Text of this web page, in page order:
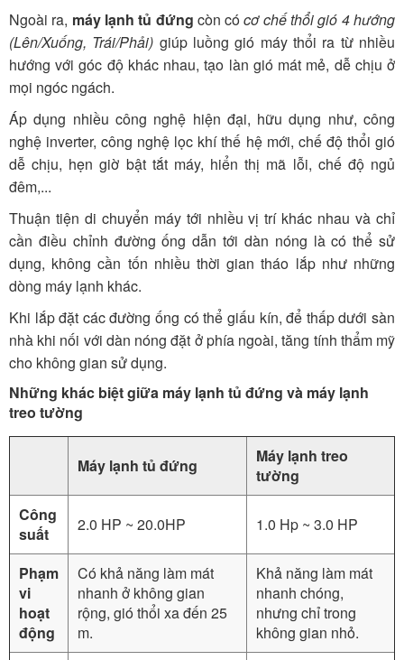
Ngoài ra, máy lạnh tủ đứng còn cócơ chế thổi gió 4 hướng
(Lên/Xuống, Trái/Phải) giúp luồng gió máy thổi ra từ nhiều
hướng với góc độ khác nhau, tạo làn gió mát mẻ, dễ chịu ở
mọi ngóc ngách.
Áp dụng nhiều công nghệ hiện đại, hữu dụng như, công
nghệ inverter, công nghệ lọc khí thế hệ mới, chế độ thổi gió
dễ chịu, hẹn giờ bật tắt máy, hiển thị mã lỗi, chế độ ngủ
đêm,...
Thuận tiện di chuyển máy tới nhiều vị trí khác nhau và chỉ
cần điều chỉnh đường ống dẫn tới dàn nóng là có thể sử
dụng, không cần tốn nhiều thời gian tháo lắp như những
dòng máy lạnh khác.
Khi lắp đặt các đường ống có thể giấu kín, để thấp dưới sàn
nhà khi nối với dàn nóng đặt ở phía ngoài, tăng tính thẩm mỹ
cho không gian sử dụng.
Những khác biệt giữa máy lạnh tủ đứng và máy lạnh
treo tường
Máy lạnh tủ đứng
Máy lạnh treo
tường
Công
suất
2.0 HP ~ 20.0HP 1.0 Hp ~ 3.0 HP
Phạm
vi
hoạt
động
Có khả năng làm mát
nhanh ở không gian
rộng, gió thổi xa đến 25
m.
Khả năng làm mát
nhanh chóng,
nhưng chỉ trong
không gian nhỏ.